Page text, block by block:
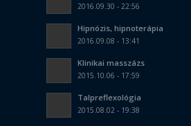
2016.09.30 - 22:56
Hipnózis, hipnoterápia
2016.09.08 - 13:41
Klinikai masszázs
2015.10.06 - 17:59
Talpreflexológia
2015.08.02 - 19:38